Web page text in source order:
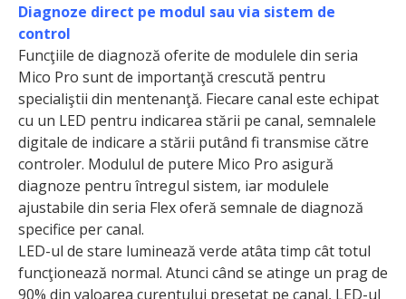
Diagnoze direct pe modul sau via sistem de
control
Funcţiile de diagnoză oferite de modulele din seria
Mico Pro sunt de importanţă crescută pentru
specialiştii din mentenanţă. Fiecare canal este echipat
cu un LED pentru indicarea stării pe canal, semnalele
digitale de indica­re a stării putând fi transmise către
controler. Modulul de putere Mico Pro asigură
diagnoze pentru întregul sistem, iar modulele
ajustabile din seria Flex oferă semnale de diagnoză
specifice per canal.
LED-ul de stare luminează verde atâta timp cât totul
funcţionează normal. Atunci când se atinge un prag de
90% din valoarea curentului presetat pe canal, LED-ul